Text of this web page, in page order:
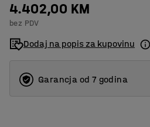
4.402,00 KM
bez PDV
Dodaj na popis za kupovinu
Garancja od 7 godina